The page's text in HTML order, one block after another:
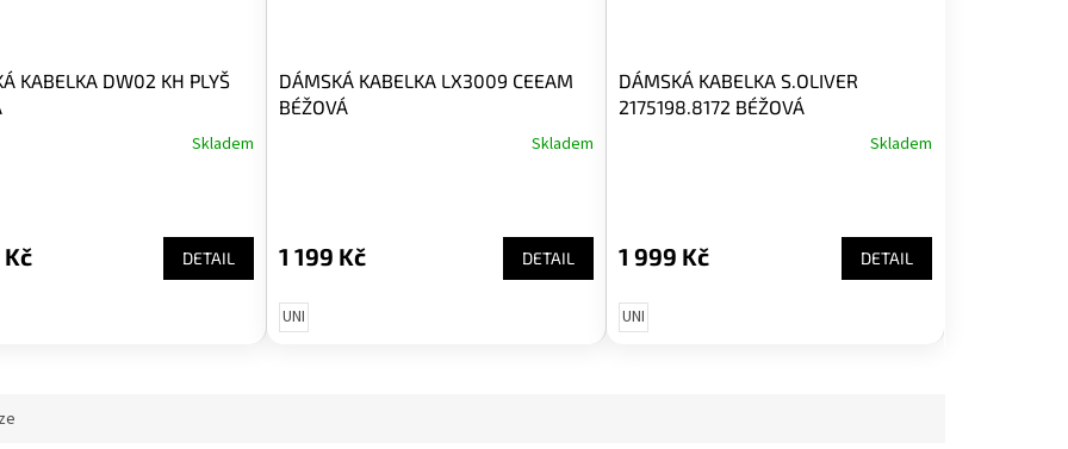
KABELKA DW02 KH PLYŠ
Skladem
DETAIL
DÁMSKÁ KABELKA LX3009 CEEAM
BÉŽOVÁ
Skladem
1 199 Kč DETAIL
UNI
DÁMSKÁ KABELKA S.OLIVER
2175198.8172 BÉŽOVÁ
Skladem
1 999 Kč DETAIL
UNI